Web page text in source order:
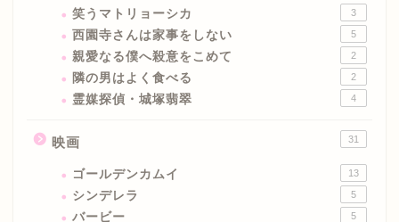
笑うマトリョーシカ 3
西園寺さんは家事をしない 5
親愛なる僕へ殺意をこめて 2
隣の男はよく食べる 2
霊媒探偵・城塚翡翠 4
映画 31
ゴールデンカムイ 13
シンデレラ 5
バービー 5